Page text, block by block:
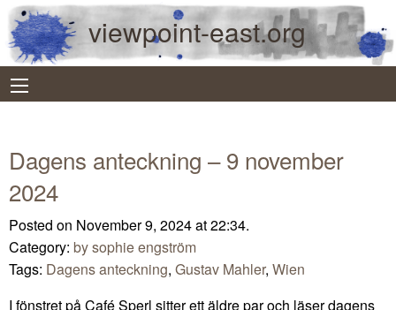
viewpoint-east.org
Dagens anteckning – 9 november
2024
Posted on November 9, 2024 at 22:34.
Category: by sophie engström
Tags: Dagens anteckning, Gustav Mahler, Wien
I fönstret på Café Sperl sitter ett äldre par och läser dagens